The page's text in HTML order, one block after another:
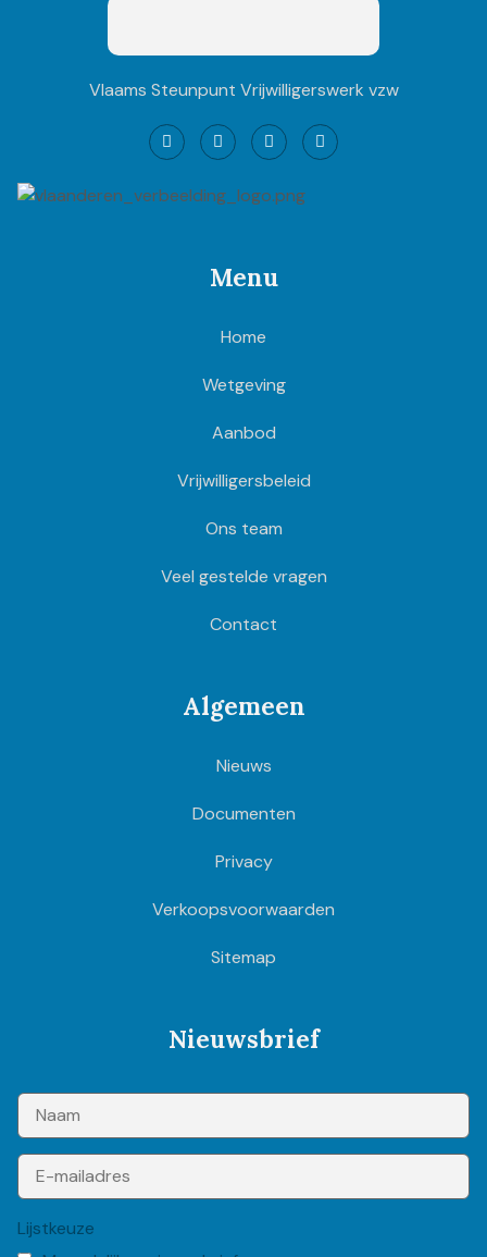
Vlaams Steunpunt Vrijwilligerswerk vzw
Menu
Home
Wetgeving
Aanbod
Vrijwilligersbeleid
Ons team
Veel gestelde vragen
Contact
Algemeen
Nieuws
Documenten
Privacy
Verkoopsvoorwaarden
Sitemap
Nieuwsbrief
Lijstkeuze